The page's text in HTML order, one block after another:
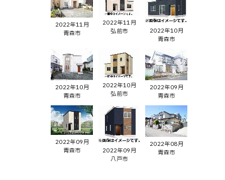
2022年11月
青森市
2022年11月
弘前市
2022年10月
青森市
2022年10月
青森市
2022年10月
弘前市
2022年09月
青森市
2022年09月
青森市
2022年09月
八戸市
2022年08月
青森市